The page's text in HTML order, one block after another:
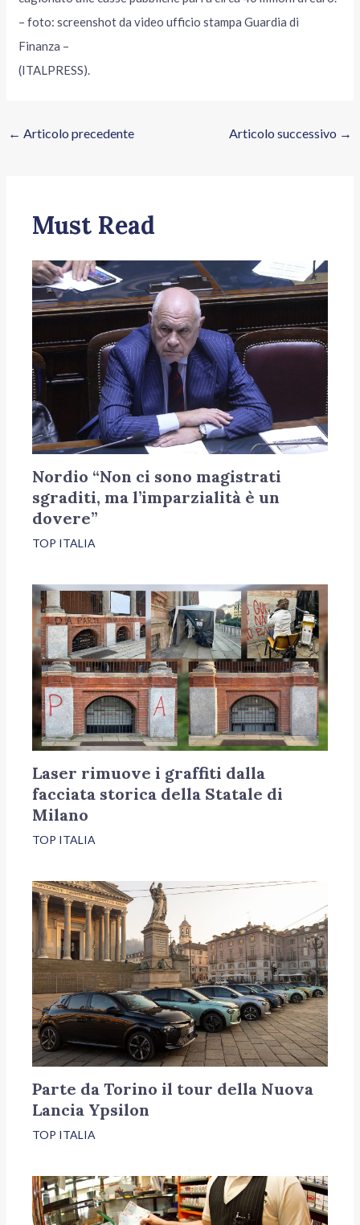
– foto: screenshot da video ufficio stampa Guardia di
Finanza –
(ITALPRESS).
← Articolo precedente Articolo successivo →
Must Read
Nordio “Non ci sono magistrati
sgraditi, ma l’imparzialità è un
dovere”
TOP ITALIA
Laser rimuove i graffiti dalla
facciata storica della Statale di
Milano
TOP ITALIA
Parte da Torino il tour della Nuova
Lancia Ypsilon
TOP ITALIA